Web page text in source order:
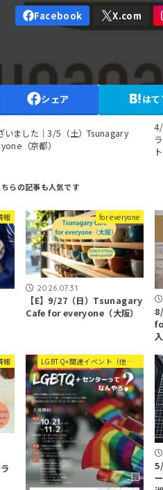
シェア は
いました｜3/5（土）Tsunagary
（京都）
報 for everyone
2026.07.31
【E】9/27（日）Tsunagary
Cafe for everyone（大阪）
報 LGBTQ+関連イベント（他団体等）